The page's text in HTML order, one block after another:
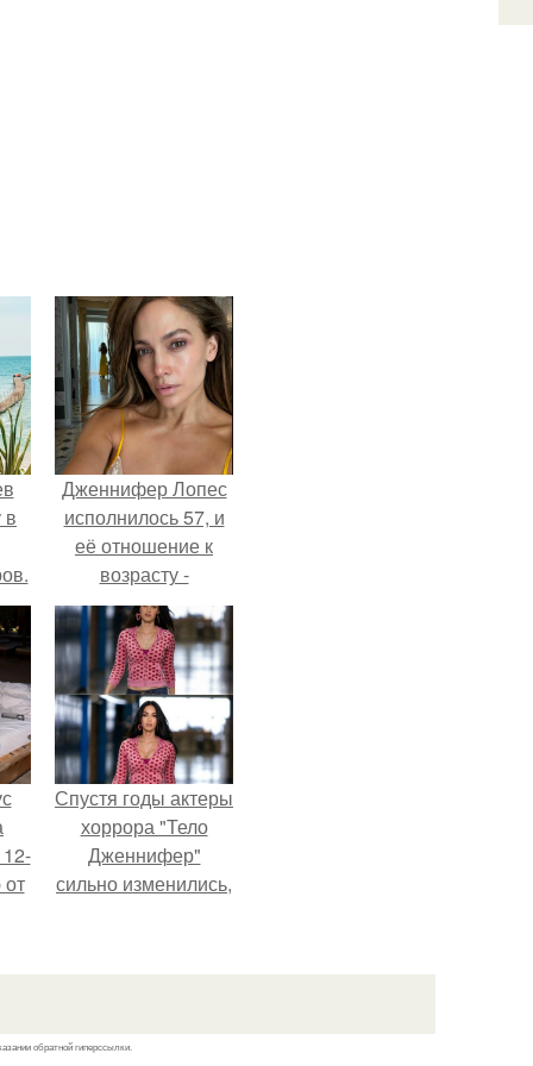
в
Дженнифер Лопес
исполнилось 57, и
её отношение к
возрасту -
настоящий
манифест
уверенности: "не
говорите, что я
отлично выгляжу
для 57.
Спустя годы актеры
хоррора "Тело
Дженнифер"
сильно изменились,
кумиров до
обратной гиперссылки.